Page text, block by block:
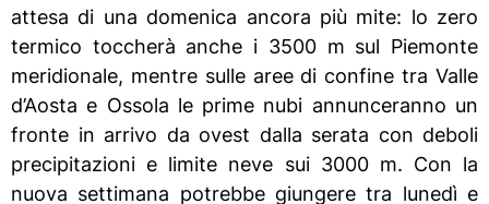
attesa di una domenica ancora più mite: lo zero
termico toccherà anche i 3500 m sul Piemonte
meridionale, mentre sulle aree di confine tra Valle
d’Aosta e Ossola le prime nubi annunceranno un
fronte in arrivo da ovest dalla serata con deboli
precipitazioni e limite neve sui 3000 m. Con la
nuova settimana potrebbe giungere tra lunedì e